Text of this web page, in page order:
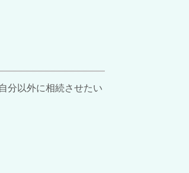
分以外に相続させたい